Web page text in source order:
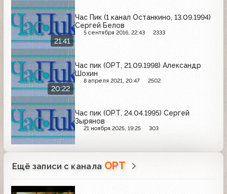
21:41
Час Пик (1 канал Останкино, 13.09.1994)
Сергей Белов
5 сентября 2016, 22:43 2333
20:22
Час пик (ОРТ, 21.09.1998) Александр
Шохин
8 апреля 2021, 20:47 2502
Час пик (ОРТ, 24.04.1995) Сергей
Зырянов
21 ноября 2025, 19:25 303
Ещё записи с канала ОРТ